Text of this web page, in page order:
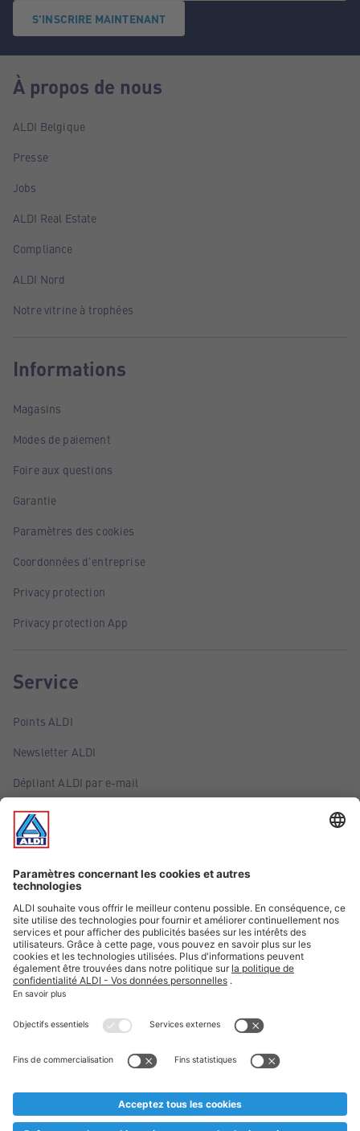
S'INSCRIRE MAINTENANT
À propos de nous
ALDI Belgique
Presse
Jobs
ALDI Real Estate
Compliance
ALDI Nord
Notre vitrine à trophées
Informations
Magasins
Modes de paiement
Foire aux questions
Garantie
Paramètres des cookies
Coordonnées d'entreprise
Privacy protection
Privacy protection App
Service
Points ALDI
Newsletter ALDI
Dépliant ALDI par e-mail
Offres
Infos essentielles
Suivez ALDI Belgique
Textes marqués d'un astérisque et mentions légales
* Nous vendons ces articles temporairement et jusqu'à
au cas où, malgré le planning bien étudié, nous serions
prématurément en rupture de stock. Prix Recupel et TVA incl.
** Sur ce site, l’utilisation de la forme masculine a été adoptée